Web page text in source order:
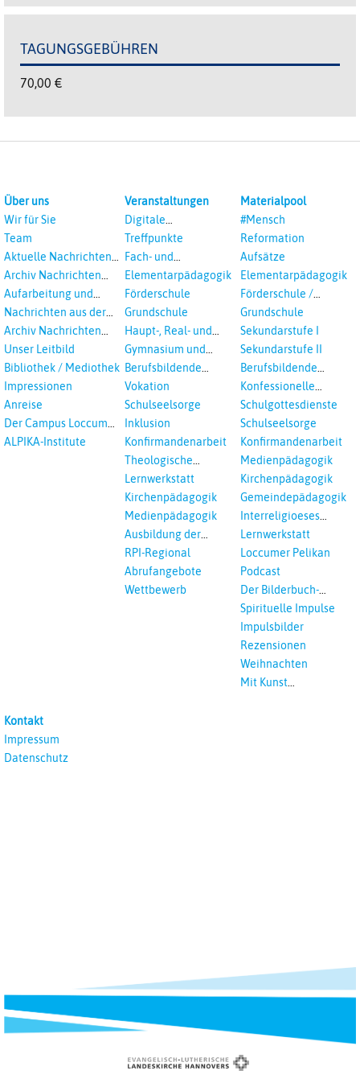
TAGUNGSGEBÜHREN
70,00 €
Über uns
Wir für Sie
Team
Aktuelle Nachrichten
aus dem RPI
Archiv Nachrichten
aus dem RPI ab 2018
Aufarbeitung und
Prävention
Landeskirche und EKD
Nachrichten aus der
Landeskirche
Archiv Nachrichten
aus der Landeskirche
Unser Leitbild
Bibliothek / Mediothek
Impressionen
Anreise
Der Campus Loccum
und Loccumer
ALPIKA-Institute
Veranstaltungen
Digitale
Veranstaltungen
Treffpunkte
Fach- und
Studientagungen
Elementarpädagogik
Förderschule
Grundschule
Haupt-, Real- und
Oberschule
Gymnasium und
Gesamtschule
Berufsbildende
Schulen
Vokation
Schulseelsorge
Inklusion
Konfirmandenarbeit
Theologische
Fortbildungen,
Interreligöses Lernen
Lernwerkstatt
Kirchenpädagogik
Medienpädagogik
Ausbildung der
Vikar*innen
RPI-Regional
Abrufangebote
Wettbewerb
Materialpool
#Mensch
Reformation
Aufsätze
Elementarpädagogik
Förderschule /
Inklusion
Grundschule
Sekundarstufe I
Sekundarstufe II
Berufsbildende
Schulen
Konfessionelle
Kooperation
Schulgottesdienste
Schulseelsorge
Konfirmandenarbeit
Medienpädagogik
Kirchenpädagogik
Gemeindepädagogik
Interreligioeses
Lernen
Lernwerkstatt
Loccumer Pelikan
Podcast
Der Bilderbuch-
Podcast
Spirituelle Impulse
Impulsbilder
Rezensionen
Weihnachten
Mit Kunst
Kontakt
Impressum
Datenschutz